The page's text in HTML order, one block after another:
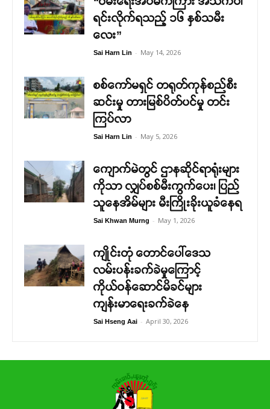
ရင်းလိုက်ရသည့် ၁၆ နှစ်သမီး
လေး”
Sai Harn Lin - May 14, 2026
စစ်ကော်မရှင် တရုတ်ကုန်စည်စီး
ဆင်းမှု တားမြစ်ပိတ်ပင်မှု တင်း
ကြပ်လာ
Sai Harn Lin - May 5, 2026
ကျောက်မဲတွင် ဌာနဆိုင်ရာရုံးများ
ကိုသာ လျှပ်စစ်မီးကွက်ပေး၊ ပြည်
သူနေအိမ်များ မီးကြိုးခိုးယူခံနေရ
Sai Khwan Murng - May 1, 2026
ကျိုင်းတုံ တောင်ပေါ်ဒေသ
လမ်းပန်းခက်ခဲမှုကြောင့်
ကိုယ်ဝန်ဆောင်မိခင်များ
ကျန်းမာရေးခက်ခဲနေ
Sai Hseng Aai - April 30, 2026